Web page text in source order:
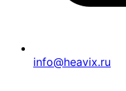
info@heavix.ru